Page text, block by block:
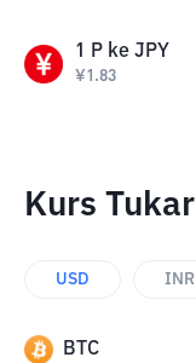
1 P ke JPY
¥1.83
Kurs
USD INR
BTC